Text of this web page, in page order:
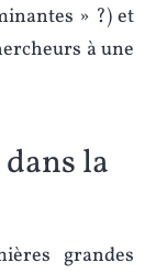
» ?) et
à une
la
grandes